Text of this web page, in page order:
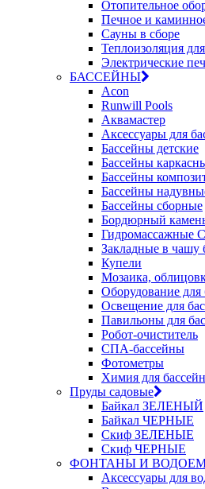
Отопительное
Печное и
Сауны в сборе
Теплоизоляция
Электрические
БАССЕЙНЫ
Acon
Runwill Pools
Аквамастер
Аксессуары для
Бассейны детские
Бассейны
Бассейны
Бассейны
Бассейны сборные
Бордюрный
Гидромассажные
Закладные в чашу
Купели
Мозаика,
Оборудование для
Освещение для
Павильоны для
Робот-очиститель
СПА-бассейны
Фотометры
Химия для
Пруды садовые
Байкал ЗЕЛЕНЫЙ
Байкал ЧЕРНЫЕ
Скиф ЗЕЛЕНЫЕ
Скиф ЧЕРНЫЕ
ФОНТАНЫ И
Аксессуары для